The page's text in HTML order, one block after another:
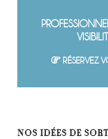
RÉSERVEZ
NOS IDÉES DE